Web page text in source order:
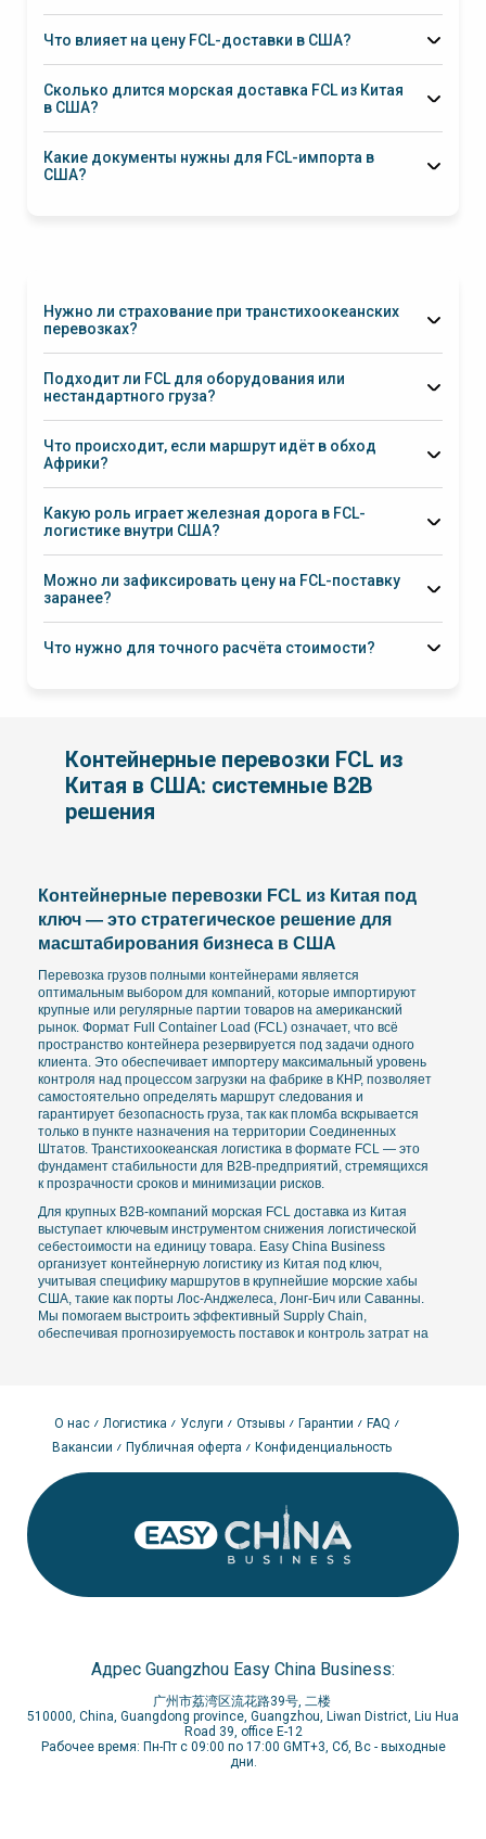
Что влияет на цену FCL-доставки в США?
Сколько длится морская доставка FCL из Китая
в США?
Какие документы нужны для FCL-импорта в
США?
Нужно ли страхование при транстихоокеанских
перевозках?
Подходит ли FCL для оборудования или
нестандартного груза?
Что происходит, если маршрут идёт в обход
Африки?
Какую роль играет железная дорога в FCL-
логистике внутри США?
Можно ли зафиксировать цену на FCL-поставку
заранее?
Что нужно для точного расчёта стоимости?
Контейнерные перевозки FCL из
Китая в США: системные B2B
решения
Контейнерные перевозки FCL из Китая под
ключ — это стратегическое решение для
масштабирования бизнеса в США
Перевозка грузов полными контейнерами является
оптимальным выбором для компаний, которые импортируют
крупные или регулярные партии товаров на американский
рынок. Формат Full Container Load (FCL) означает, что всё
пространство контейнера резервируется под задачи одного
клиента. Это обеспечивает импортеру максимальный уровень
контроля над процессом загрузки на фабрике в КНР, позволяет
самостоятельно определять маршрут следования и
гарантирует безопасность груза, так как пломба вскрывается
только в пункте назначения на территории Соединенных
Штатов. Транстихоокеанская логистика в формате FCL — это
фундамент стабильности для B2B-предприятий, стремящихся
к прозрачности сроков и минимизации рисков.
Для крупных B2B-компаний морская FCL доставка из Китая
выступает ключевым инструментом снижения логистической
себестоимости на единицу товара. Easy China Business
организует контейнерную логистику из Китая под ключ,
учитывая специфику маршрутов в крупнейшие морские хабы
США, такие как порты Лос-Анджелеса, Лонг-Бич или Саванны.
Мы помогаем выстроить эффективный Supply Chain,
обеспечивая прогнозируемость поставок и контроль затрат на
Вашего бизнеса в США
тех случаях, когда объем вантажа достаточен для
рационального заполнения транспортной единицы (20GP,
40GP или 40HQ), а бизнесу важны стабильность и более
низкая удельная стоимость фрахта по сравнению со
сборными грузами. Данный формат становится приоритетным
при выполнении следующих условий:
Транспортировка высокообъемных партий товара, когда
поддержания складских остатков дистрибьюторских сетей
или центров фулфилмента в США.
Снижение рисков физического повреждения товара
благодаря отсутствию промежуточных перегрузок,
характерных для LCL-сервисов.
Потребность в повышенном контроле над документами,
Адрес Guangzhou Easy China Business:
广州市荔湾区流花路39号, 二楼
510000, China, Guangdong province, Guangzhou, Liwan District, Liu Hua
Road 39, office E-12
Рабочее время: Пн-Пт с 09:00 по 17:00 GMT+3, Сб, Вс - выходные
дни.
О нас Логистика Услуги Отзывы Гарантии
FAQ
Вакансии
Публичная оферта Конфиденциальность